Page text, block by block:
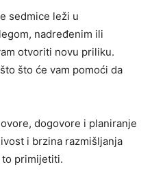
sedmice leži u
nadređenim ili
otvoriti novu priliku.
što će vam pomoći da
dogovore i planiranje
i brzina razmišljanja
to primijetiti.